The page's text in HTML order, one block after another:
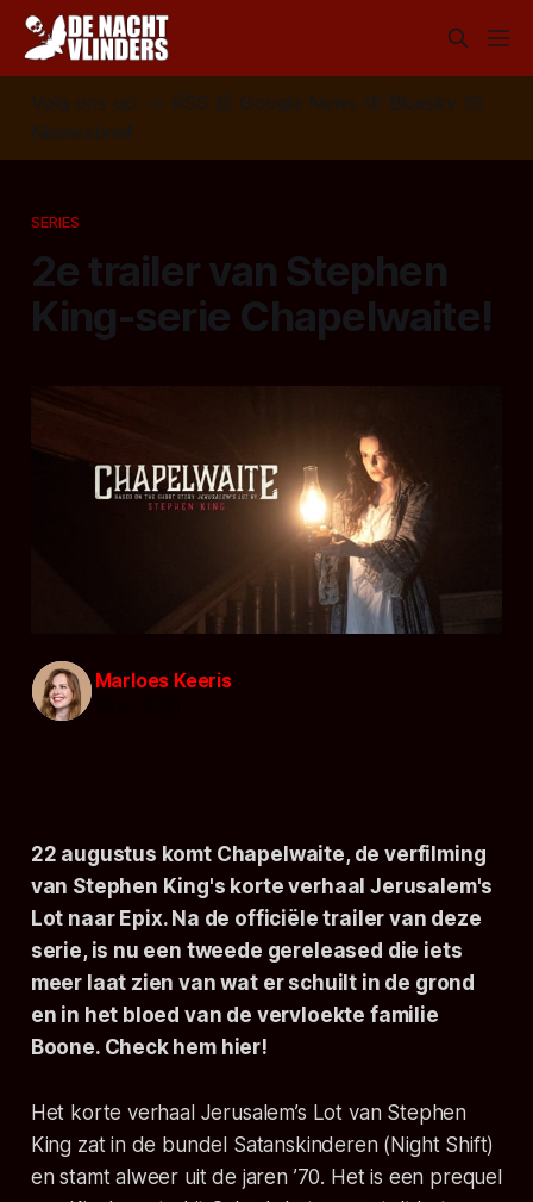
Volg ons op: 📣 RSS 📰 Google News 🦋 Bluesky
✉️
Nieuwsbrief
SERIES
2e trailer van Stephen
King-serie Chapelwaite!
Marloes Keeris
22 augustus komt Chapelwaite, de verfilming
van Stephen King's korte verhaalJerusalem's
Lot naar Epix. Na de officiële trailer van deze
serie, is nu een tweede gereleased die iets
meer laat zien van wat er schuilt in de grond
en in het bloed van de vervloekte familie
Boone. Check hem hier!
Het korte verhaal Jerusalem’s Lot van Stephen
King zat in de bundel Satanskinderen(Night Shift)
en stamt alweer uit de jaren ’70. Het is een prequel